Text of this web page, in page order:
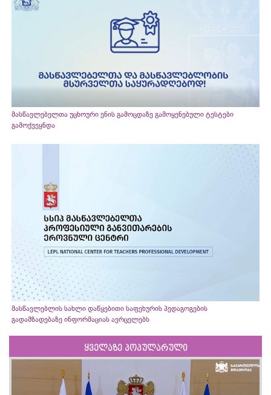
მასწავლებელთა უცხოური ენის გამოცდაზე გამოყენებული ტესტები
გამოქვეყნდა
მასწავლებლის სახლი დაწყებითი საფეხურის პედაგოგების
გადამზადებაზე ინფორმაციას ავრცელებს
ყველაზე პოპულარული